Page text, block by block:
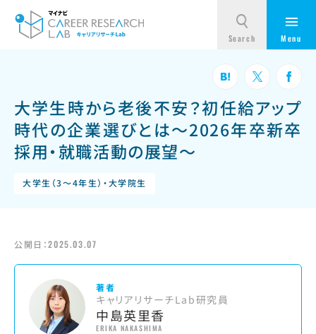
大学生時から老後不安？初任給アップ
時代の企業選びとは～2026年卒新卒
採用・就職活動の展望～
大学生（3～4年生）・大学院生
公開日：2025.03.07
著者
キャリアリサーチLab研究員
中島英里香
ERIKA NAKASHIMA